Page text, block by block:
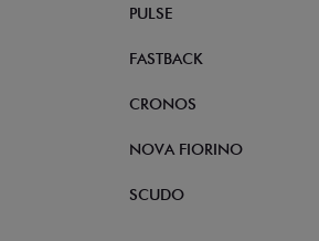
PULSE
FASTBACK
CRONOS
NOVA FIORINO
SCUDO